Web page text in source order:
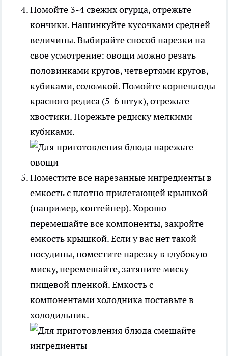
Помойте 3-4 свежих огурца, отрежьте
кончики. Нашинкуйте кусочками средней
величины. Выбирайте способ нарезки на
свое усмотрение: овощи можно резать
половинками кругов, четвертями кругов,
кубиками, соломкой. Помойте корнеплоды
красного редиса (5-6 штук), отрежьте
хвостики. Порежьте редиску мелкими
кубиками.
Поместите все нарезанные ингредиенты в
емкость с плотно прилегающей крышкой
(например, контейнер). Хорошо
перемешайте все компоненты, закройте
емкость крышкой. Если у вас нет такой
посудины, поместите нарезку в глубокую
миску, перемешайте, затяните миску
пищевой пленкой. Емкость с
компонентами холодника поставьте в
холодильник.